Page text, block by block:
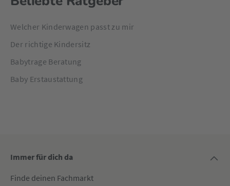
Welcher Kinderwagen passt zu mir
Der richtige Kindersitz
Babytrage Beratung
Baby Erstaustattung
Immer für dich da
Finde deinen Fachmarkt